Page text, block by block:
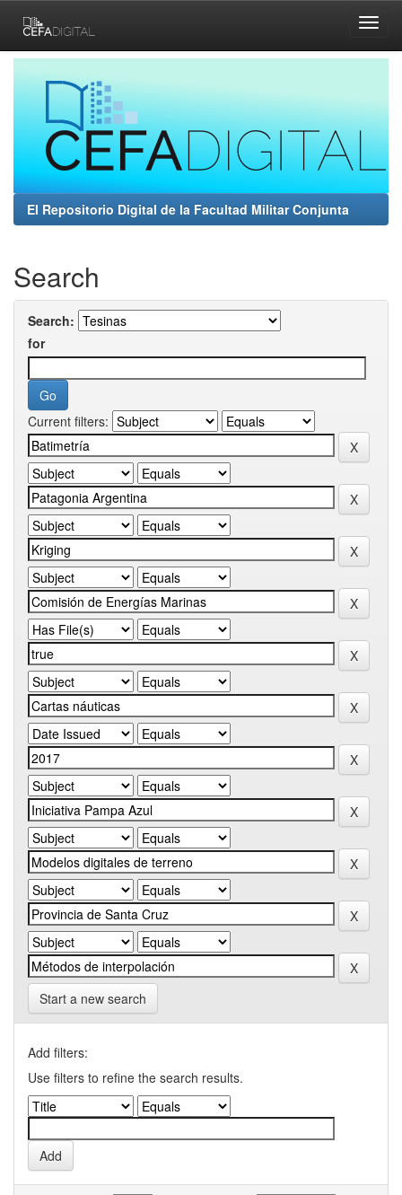
navigation
El Repositorio Digital de la Facultad Militar Conjunta
Search
Search:
for
Current filters:
Start a new search
Add filters:
Use filters to refine the search results.